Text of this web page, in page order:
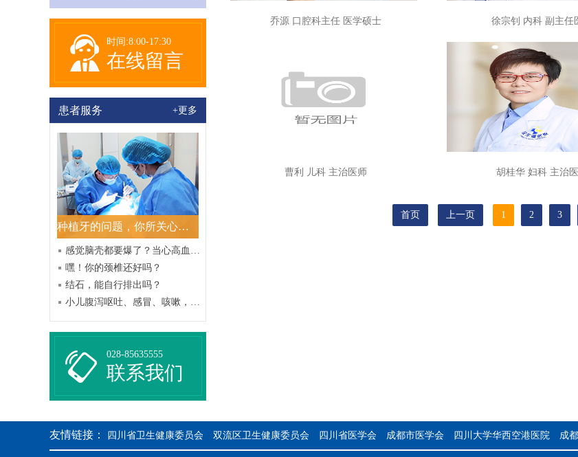
疼痛康复科
放射科
超声/心电图
检验/病理科
急诊科
特殊门诊
消化内镜
肛肠科
耳鼻咽喉科
中医科
时间:8:00-17:30
在线留言
患者服务 +更多
种植牙的问题，你所关心的都在这里
感觉脑壳都要爆了？当心高血压哦
嘿！你的颈椎还好吗？
结石，能自行排出吗？
小儿腹泻呕吐、感冒、咳嗽，中西结合效果好
028-85635555
联系我们
乔源 口腔科主任 医学硕士 徐宗钊 内科 副主任
曹利 儿科 主治医师 胡桂华 妇科 主治
首页 上一页 1 2 3
友情链接： 四川省卫生健康委员会 双流区卫生健康委员会 四川省医学会 成都市医学会 四川大学华西空港医院 成